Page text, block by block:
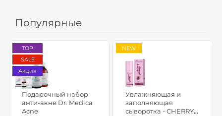
Популярные
TOP
SALE
Акция
Подарочный набор
анти-акне Dr. Medica
Acne
NEW
Увлажняющая и
заполняющая
сыворотка - CHERRY